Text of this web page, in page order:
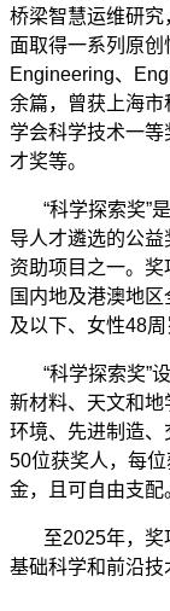
桥梁智慧运维研
面取得一系列原创
Engineering、
余篇，曾获上海
学会科学技术一
才奖等。
“科学探索奖”是
导人才遴选的公
资助项目之一。
国内地及港澳地
及以下、女性48周
“科学探索奖”设
新材料、天文和
环境、先进制造
50位获奖人，每
金，且可自由支配
至2025年，奖
基础科学和前沿技